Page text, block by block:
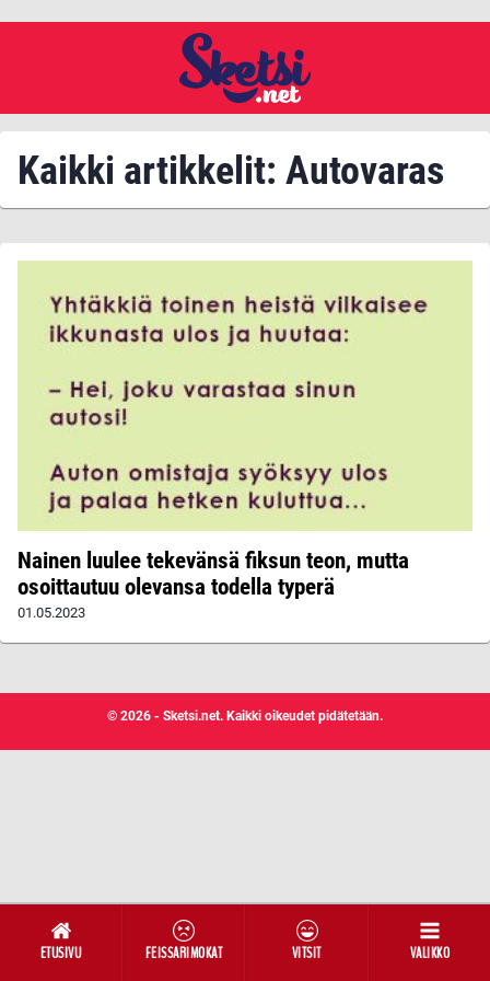
ETUSIVU FEISSARIMOKAT VITSIT VALIKKO
Kaikki artikkelit: Autovaras
Nainen luulee tekevänsä fiksun teon, mutta
osoittautuu olevansa todella typerä
01.05.2023
© 2026 - Sketsi.net. Kaikki oikeudet pidätetään.